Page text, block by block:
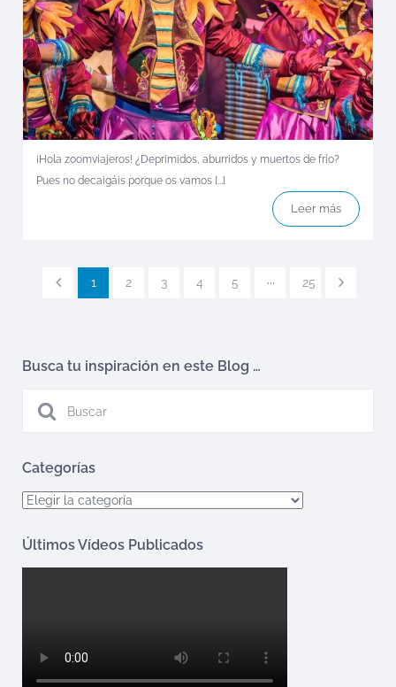
¡Hola zoomviajeros! ¿Deprimidos, aburridos y muertos de frío?
Pues no decaigáis porque os vamos [...]
Leer más
1 2 3 4 5 ··· 25
Busca tu inspiración en este Blog …
Categorías
Categorías
Últimos Vídeos Publicados